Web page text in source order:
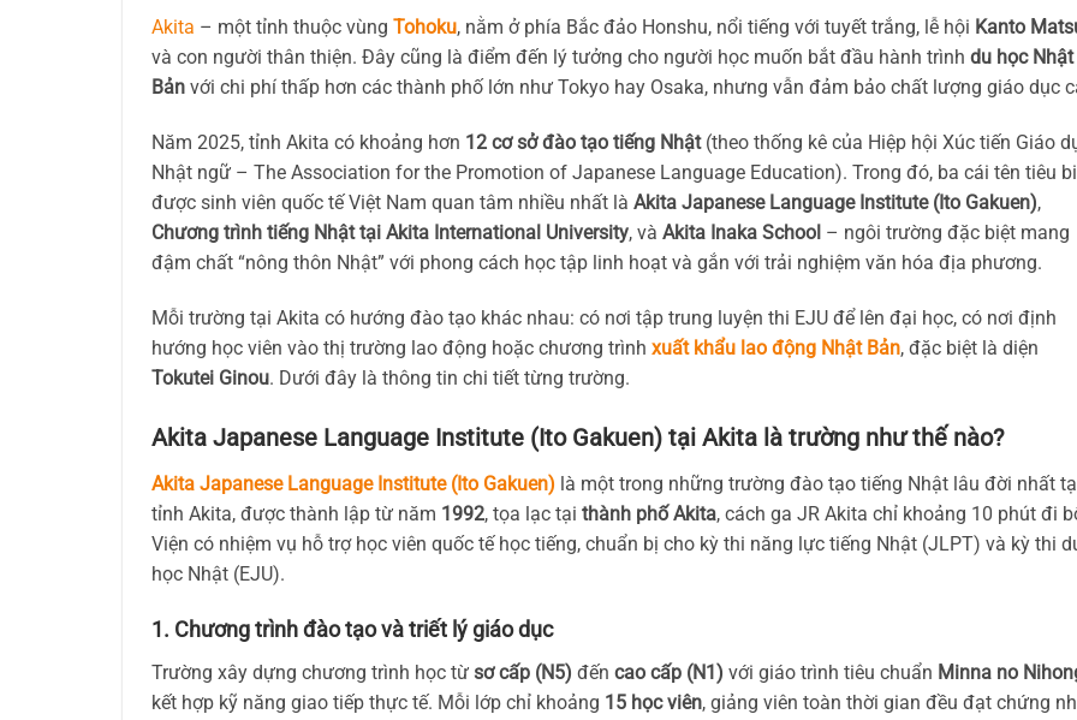
Akita – một tỉnh thuộc vùng Tohoku, nằm ở phía Bắc đảo Honshu, nổi tiếng với tuyết trắng, lễ hội Kanto
và con người thân thiện. Đây cũng là điểm đến lý tưởng cho người học muốn bắt đầu hành trình du học Nhật
Bản với chi phí thấp hơn các thành phố lớn như Tokyo hay Osaka, nhưng vẫn đảm bảo chất lượng giáo dục
Năm 2025, tỉnh Akita có khoảng hơn 12 cơ sở đào tạo tiếng Nhật(theo thống kê của Hiệp hội Xúc tiến Giáo
Nhật ngữ – The Association for the Promotion of Japanese Language Education). Trong đó, ba cái tên tiêu
được sinh viên quốc tế Việt Nam quan tâm nhiều nhất là Akita Japanese Language Institute (Ito Gakuen),
Chương trình tiếng Nhật tại Akita International University, và Akita Inaka School – ngôi trường đặc biệt mang
đậm chất “nông thôn Nhật” với phong cách học tập linh hoạt và gắn với trải nghiệm văn hóa địa phương.
Mỗi trường tại Akita có hướng đào tạo khác nhau: có nơi tập trung luyện thi EJU để lên đại học, có nơi định
hướng học viên vào thị trường lao động hoặc chương trình xuất khẩu lao động Nhật Bản, đặc biệt là diện
Tokutei Ginou. Dưới đây là thông tin chi tiết từng trường.
Akita Japanese Language Institute (Ito Gakuen) tại Akita là trường như thế nào?
Akita Japanese Language Institute (Ito Gakuen) là một trong những trường đào tạo tiếng Nhật lâu đời nhất
tỉnh Akita, được thành lập từ năm 1992, tọa lạc tại thành phố Akita, cách ga JR Akita chỉ khoảng 10 phút đi
Viện có nhiệm vụ hỗ trợ học viên quốc tế học tiếng, chuẩn bị cho kỳ thi năng lực tiếng Nhật (JLPT) và kỳ thi
học Nhật (EJU).
1. Chương trình đào tạo và triết lý giáo dục
Trường xây dựng chương trình học từ sơ cấp (N5) đến cao cấp (N1) với giáo trình tiêu chuẩn Minna no
kết hợp kỹ năng giao tiếp thực tế. Mỗi lớp chỉ khoảng 15 học viên, giảng viên toàn thời gian đều đạt chứng